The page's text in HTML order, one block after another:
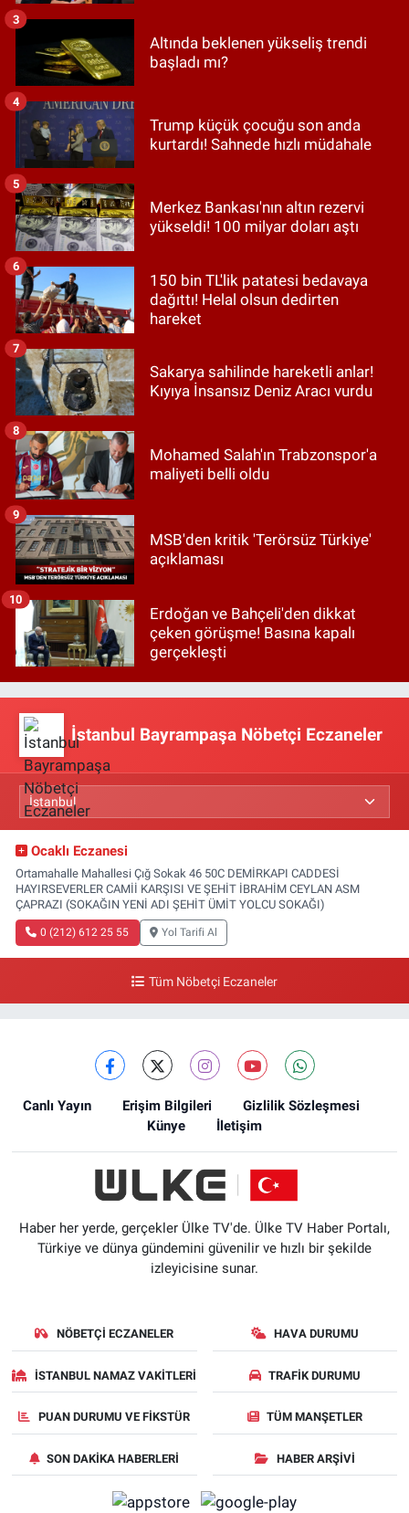
Altında beklenen yükseliş trendi
başladı mı?
3
Trump küçük çocuğu son anda
kurtardı! Sahnede hızlı müdahale
4
Merkez Bankası'nın altın rezervi
yükseldi! 100 milyar doları aştı
5
150 bin TL'lik patatesi bedavaya
dağıttı! Helal olsun dedirten
hareket
6
Sakarya sahilinde hareketli anlar!
Kıyıya İnsansız Deniz Aracı vurdu
7
Mohamed Salah'ın Trabzonspor'a
maliyeti belli oldu
8
MSB'den kritik 'Terörsüz Türkiye'
açıklaması
9
Erdoğan ve Bahçeli'den dikkat
çeken görüşme! Basına kapalı
gerçekleşti
10
İstanbul Bayrampaşa Nöbetçi Eczaneler
Ocaklı Eczanesi
Ortamahalle Mahallesi Çığ Sokak 46 50C DEMİRKAPI CADDESİ
HAYIRSEVERLER CAMİİ KARŞISI VE ŞEHİT İBRAHİM CEYLAN ASM
ÇAPRAZI (SOKAĞIN YENİ ADI ŞEHİT ÜMİT YOLCU SOKAĞI)
0 (212) 612 25 55 Yol Tarifi Al
Tüm Nöbetçi Eczaneler
Canlı Yayın Erişim Bilgileri
Gizlilik Sözleşmesi
Künye
İletişim
Haber her yerde, gerçekler Ülke TV'de. Ülke TV Haber Portalı,
Türkiye ve dünya gündemini güvenilir ve hızlı bir şekilde
izleyicisine sunar.
NÖBETÇI ECZANELER HAVA DURUMU
İSTANBUL NAMAZ VAKITLERI TRAFIK DURUMU
PUAN DURUMU VE FIKSTÜR TÜM MANŞETLER
SON DAKIKA HABERLERI HABER ARŞIVI